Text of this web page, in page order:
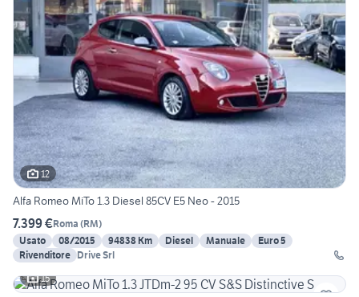
12
Alfa Romeo MiTo 1.3 Diesel 85CV E5 Neo - 2015
7.399 €Roma (RM)
Usato
08/2015 94838 Km Diesel Manuale
Euro 5
Rivenditore Drive Srl
15